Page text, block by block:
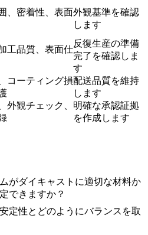
、密着性、表面外観基準を確認
します
工品質、表面仕
反復生産の準備
完了を確認しま
す
コーティング損配送品質を維持
します
外観チェック、 明確な承認証拠
を作成します
がダイキャストに適切な材料か
できますか？
定性とどのようにバランスを取